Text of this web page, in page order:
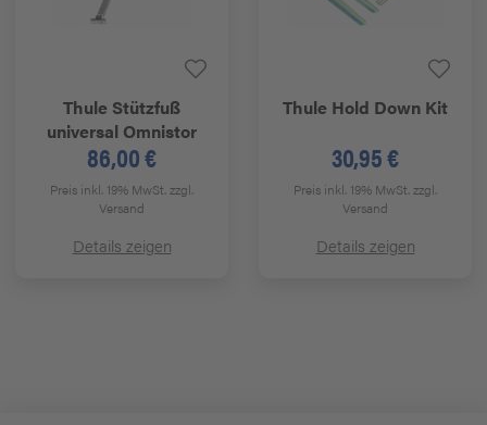
Thule Stützfuß
universal Omnistor
86,00 €
Preis inkl. 19% MwSt.zzgl.
Versand
Details zeigen
Thule Hold Down Kit
30,95 €
Preis inkl. 19% MwSt.zzgl.
Versand
Details zeigen